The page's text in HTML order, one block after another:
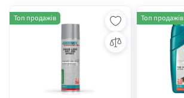
Топ продажів Топ продажів